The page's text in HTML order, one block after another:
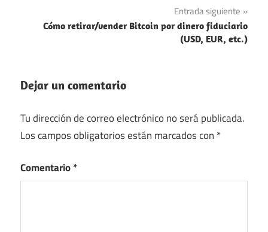
Entrada siguiente
Cómo retirar/vender Bitcoin por dinero fiduciario
(USD, EUR, etc.)
Dejar un comentario
Tu dirección de correo electrónico no será publicada.
Los campos obligatorios están marcados con *
Comentario*